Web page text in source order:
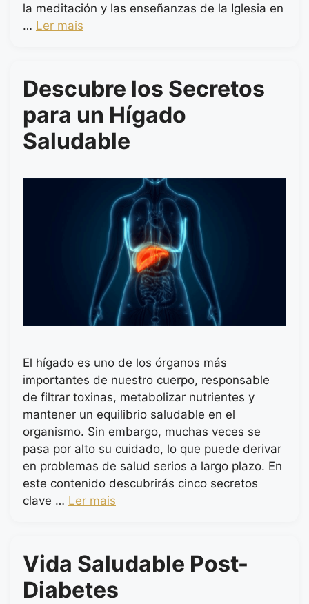
la meditación y las enseñanzas de la Iglesia en
… Ler mais
Descubre los Secretos
para un Hígado
Saludable
El hígado es uno de los órganos más
importantes de nuestro cuerpo, responsable
de filtrar toxinas, metabolizar nutrientes y
mantener un equilibrio saludable en el
organismo. Sin embargo, muchas veces se
pasa por alto su cuidado, lo que puede derivar
en problemas de salud serios a largo plazo. En
este contenido descubrirás cinco secretos
clave … Ler mais
Vida Saludable Post-
Diabetes